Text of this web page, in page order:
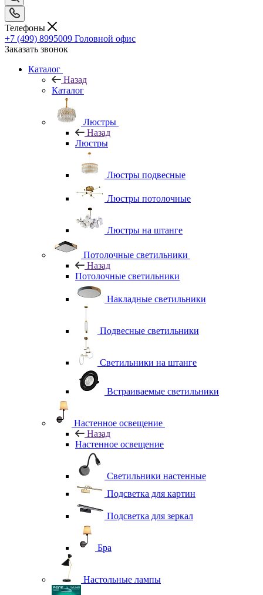
Телефоны
+7 (499) 8995009 Головной офис
Заказать звонок
Каталог
Назад
Каталог
Люстры
Назад
Люстры
Люстры подвесные
Люстры потолочные
Люстры на штанге
Потолочные светильники
Назад
Потолочные светильники
Накладные светильники
Подвесные светильники
Светильники на штанге
Встраиваемые светильники
Настенное освещение
Назад
Настенное освещение
Светильники настенные
Подсветка для картин
Подсветка для зеркал
Бра
Настольные лампы